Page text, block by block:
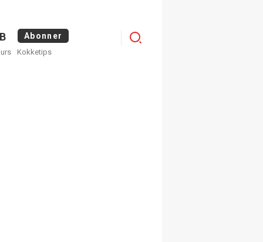
Abonner
Kokketips
Menu